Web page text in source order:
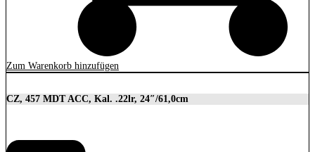
Zum Warenkorb hinzufügen
CZ, 457 MDT ACC, Kal. .22lr, 24″/61,0cm